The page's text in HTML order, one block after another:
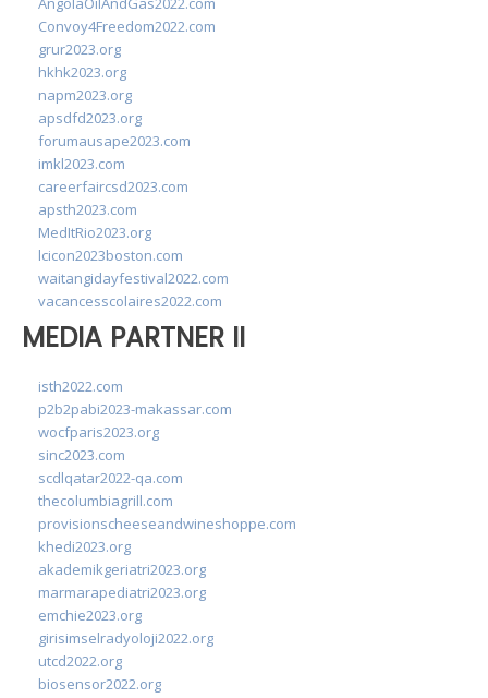
Convoy4Freedom2022.com
grur2023.org
hkhk2023.org
napm2023.org
apsdfd2023.org
forumausape2023.com
imkl2023.com
careerfaircsd2023.com
apsth2023.com
MedItRio2023.org
lcicon2023boston.com
waitangidayfestival2022.com
vacancesscolaires2022.com
MEDIA PARTNER II
isth2022.com
p2b2pabi2023-makassar.com
wocfparis2023.org
sinc2023.com
scdlqatar2022-qa.com
thecolumbiagrill.com
provisionscheeseandwineshoppe.com
khedi2023.org
akademikgeriatri2023.org
marmarapediatri2023.org
emchie2023.org
girisimselradyoloji2022.org
utcd2022.org
biosensor2022.org